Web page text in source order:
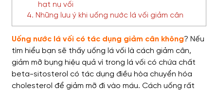
hạt nụ vối
4. Những lưu ý khi uống nước lá vối giảm cân
Uống nước lá vối có tác dụng giảm cân không? Nếu
tìm hiểu bạn sẽ thấy uống lá vối là cách giảm cân,
giảm mỡ bụng hiệu quả vì trong lá vối có chứa chất
beta-sitosterol có tác dụng điều hòa chuyển hóa
cholesterol để giảm mỡ đi vào máu. Cách uống rất